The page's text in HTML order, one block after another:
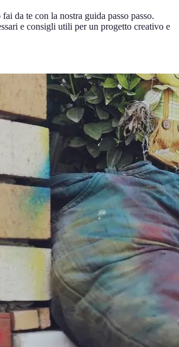
da te con la nostra guida passo passo.
e consigli utili per un progetto creativo e